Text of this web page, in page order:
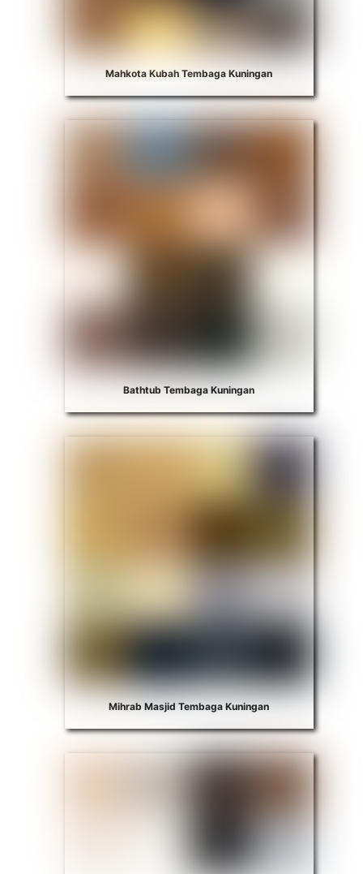
Mahkota Kubah Tembaga Kuningan
Bathtub Tembaga Kuningan
Mihrab Masjid Tembaga Kuningan